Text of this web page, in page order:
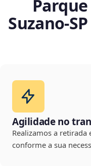
Agilidade no
Realizamos a
conforme a sua